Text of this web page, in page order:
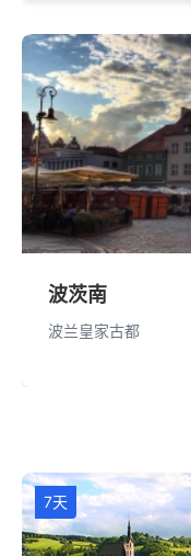
波茨南
波兰皇家古都
7天